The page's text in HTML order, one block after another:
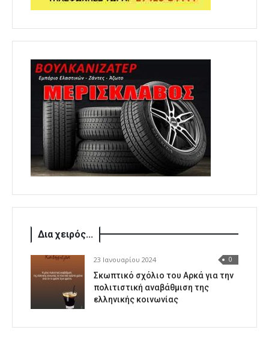
Δια χειρός...
23 Ιανουαρίου 2024 0
Σκωπτικό σχόλιο του Αρκά για την
πολιτιστική αναβάθμιση της
ελληνικής κοινωνίας